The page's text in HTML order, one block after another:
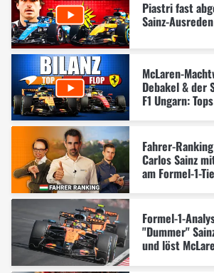
Piastri fast
Sainz-
McLaren-
Debakel & der
F1 Ungarn:
Fahrer-
Carlos Sainz
am Formel-1-
Formel-1-
"Dummer"
und löst